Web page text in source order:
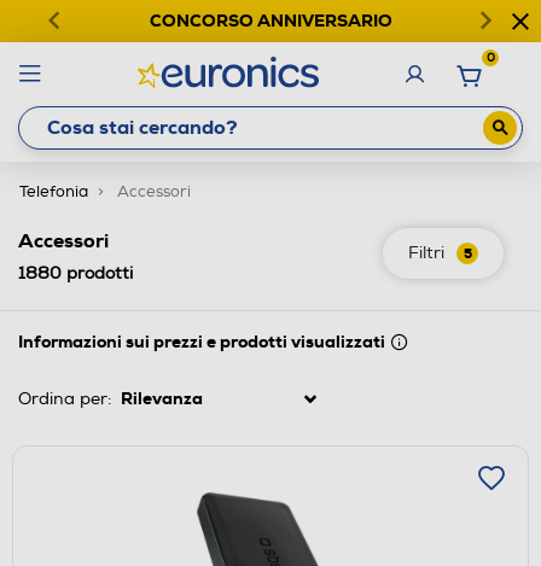
CONCORSO ANNIVERSARIO
0
Telefonia Accessori
Filtri 5
Accessori
1880 prodotti
Informazioni sui prezzi e prodotti visualizzati
Ordina per: